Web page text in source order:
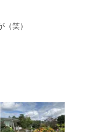
笑）